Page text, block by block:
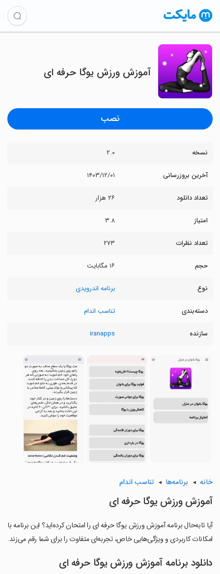
آموزش ورزش یوگا حرفه ای
نصب
نسخه ۲.۰
آخرین بروزرسانی ۱۴۰۳/۱۲/۰۱
تعداد دانلود ۲۶ هزار
امتیاز ۳.۸
تعداد نظرات ۲۷۳
حجم ۱۶ مگابایت
نوع برنامه اندرویدی
دسته‌بندی تناسب اندام
سازنده iranapps
خانه برنامه‌ها تناسب اندام
آموزش ورزش یوگا حرفه ای
آیا تابه‌حال برنامه آموزش ورزش یوگا حرفه ای را امتحان کرده‌اید؟ این برنامه با
امکانات کاربردی و ویژگی‌هایی خاص، تجربه‌ای متفاوت را برای شما رقم می‌زند.
دانلود برنامه آموزش ورزش یوگا حرفه ای